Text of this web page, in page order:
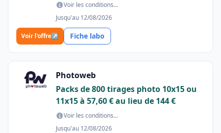
Voir les conditions…
Jusqu'au 12/08/2026
Voir l'offre↗ Fiche labo
Photoweb
Packs de 800 tirages photo 10x15 ou
11x15 à 57,60 € au lieu de 144 €
Voir les conditions…
Jusqu'au 12/08/2026